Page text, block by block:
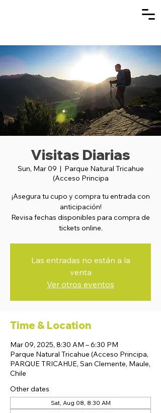
Visitas Diarias
Sun, Mar 09
  |
Parque Natural Tricahue
(Acceso Principa
¡Asegura tu cupo y compra tu entrada con
anticipación!
Revisa fechas disponibles para compra de
tickets online.
Las entradas no están a la
venta
Ver otros eventos
Time & Location
Mar 09, 2025, 8:30 AM – 6:30 PM
Parque Natural Tricahue (Acceso Principa,
PARQUE TRICAHUE, San Clemente, Maule,
Chile
Other dates
Sat, Aug 08, 8:30 AM